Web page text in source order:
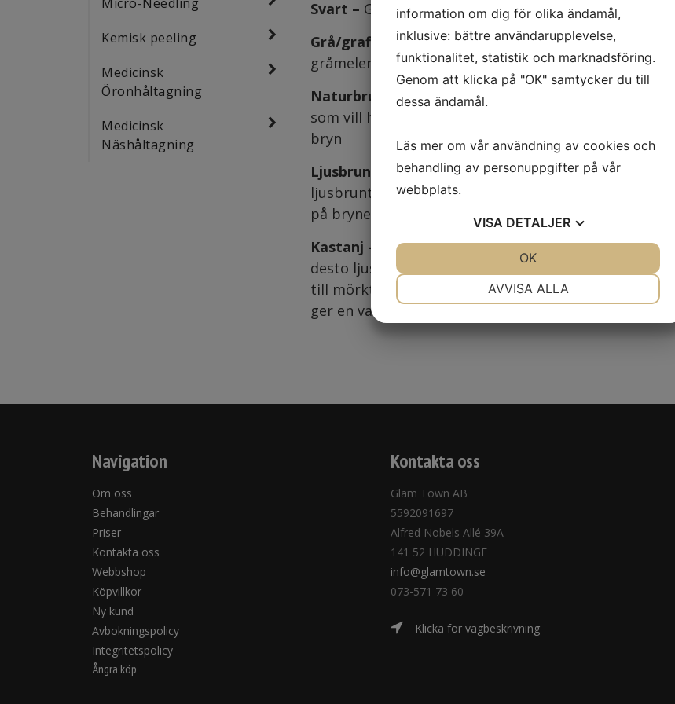
Kemisk peeling
Medicinsk
Öronhåltagning
Medicinsk
Näshåltagning
Svart – Ger en djupsvart ton
Grå/grafit –
Denna färg är bra på grått eller
gråmelerat samt vita bryn
Naturbrun – Ger en mörk samt kall brun ton. För dig
som vill ha mörkare och markerande men inte svarta
bryn
Ljusbrun –
Perfekt för dig som har ljusblont till
ljusbrunt hår eller önskar en något varm, ljusbrun färg
på brynen
Kastanj –
Rödbrun ton. Resultatet blir mer intensivt
desto ljusare din naturliga hårfärg är. På mellan brunt
till mörkt hår kommer resultatet bli mer diskret och
ger en vacker, mjuk kastanjton
Navigation
Om oss
Behandlingar
Priser
Kontakta oss
Webbshop
Köpvillkor
Ny kund
Avbokningspolicy
Integritetspolicy
Ångra köp
Kontakta oss
Glam Town AB
5592091697
Alfred Nobels Allé 39A
141 52 HUDDINGE
info@glamtown.se
073-571 73 60
Klicka för vägbeskrivning
information om dig för olika ändamål,
inklusive: bättre användarupplevelse,
funktionalitet, statistik och marknadsföring.
Genom att klicka på "OK" samtycker du till
dessa ändamål.
Läs mer om vår användning av cookies och
behandling av personuppgifter på vår
webbplats.
VISA DETALJER
AVVISA ALLA
OK